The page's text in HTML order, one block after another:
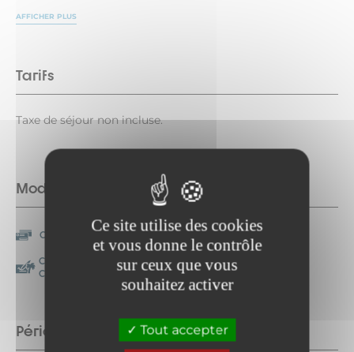
Ce site utilise des cookies
et vous donne le contrôle
sur ceux que vous
souhaitez activer
Tout accepter
AFFICHER PLUS
Tarifs
Taxe de séjour non incluse.
Modes de paiement
Carte bancaire/crédit Chèque
Chèque-Vacances
Classic
Période d'ouverture